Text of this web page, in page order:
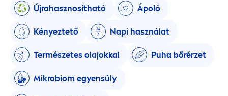
Újrahasznosítható Ápoló
Kényeztető Napi használat
Természetes olajokkal Puha bőrérzet
Mikrobiom egyensúly